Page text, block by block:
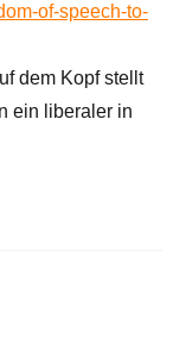
of-speech-to-
dem Kopf stellt
ein liberaler in